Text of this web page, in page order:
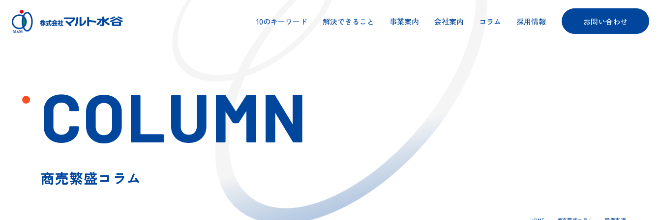
10のキーワード 解決できること 事業案内 会社案内 コラム 採用情報 お問い合わせ
COLUMN
商売繁盛コラム